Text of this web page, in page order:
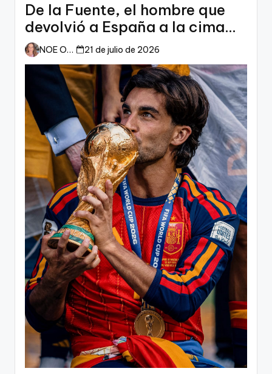
De la Fuente, el hombre que
devolvió a España a la cima
del mundo
NOE ORTIZ 21 de julio de 2026